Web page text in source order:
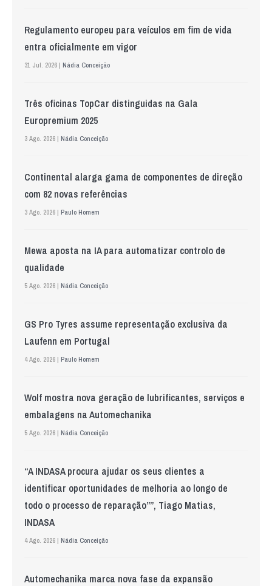
Regulamento europeu para veículos em fim de vida
entra oficialmente em vigor
31 Jul. 2026 | Nádia Conceição
Três oficinas TopCar distinguidas na Gala
Europremium 2025
3 Ago. 2026 | Nádia Conceição
Continental alarga gama de componentes de direção
com 82 novas referências
3 Ago. 2026 | Paulo Homem
Mewa aposta na IA para automatizar controlo de
qualidade
5 Ago. 2026 | Nádia Conceição
GS Pro Tyres assume representação exclusiva da
Laufenn em Portugal
4 Ago. 2026 | Paulo Homem
Wolf mostra nova geração de lubrificantes, serviços e
embalagens na Automechanika
5 Ago. 2026 | Nádia Conceição
“A INDASA procura ajudar os seus clientes a
identificar oportunidades de melhoria ao longo de
todo o processo de reparação””, Tiago Matias,
INDASA
4 Ago. 2026 | Nádia Conceição
Automechanika marca nova fase da expansão